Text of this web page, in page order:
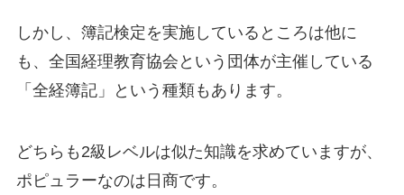
しかし、簿記検定を実施しているところは他に
も、全国経理教育協会という団体が主催している
「全経簿記」という種類もあります。
どちらも2級レベルは似た知識を求めていますが、
ポピュラーなのは日商です。